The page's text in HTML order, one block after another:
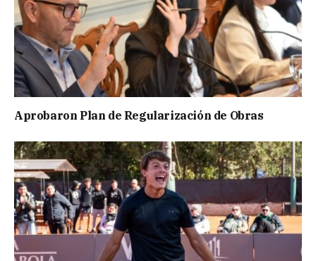
Aprobaron Plan de Regularización de Obras